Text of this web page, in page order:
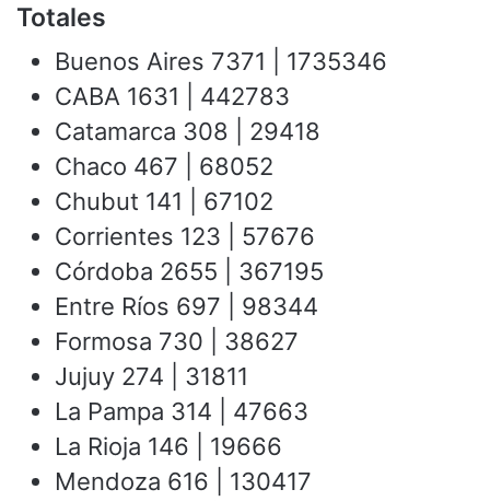
Totales
Buenos Aires 7371 | 1735346
CABA 1631 | 442783
Catamarca 308 | 29418
Chaco 467 | 68052
Chubut 141 | 67102
Corrientes 123 | 57676
Córdoba 2655 | 367195
Entre Ríos 697 | 98344
Formosa 730 | 38627
Jujuy 274 | 31811
La Pampa 314 | 47663
La Rioja 146 | 19666
Mendoza 616 | 130417